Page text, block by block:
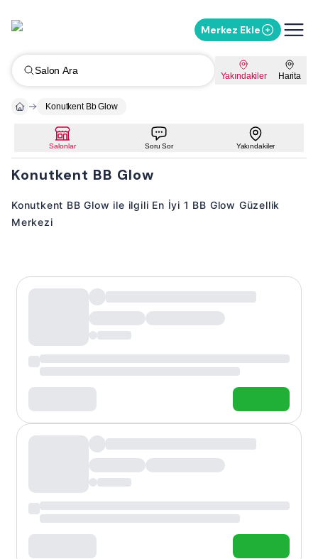
Merkez Ekle
Salon Ara Yakındakiler Harita
Konutkent Bb Glow
Salonlar Soru Sor Yakındakiler
Konutkent BB Glow
Konutkent BB Glow ile ilgili En İyi 1 BB Glow Güzellik
Merkezi